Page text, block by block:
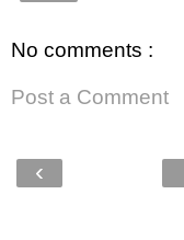
No comments :
Post a Comment
‹